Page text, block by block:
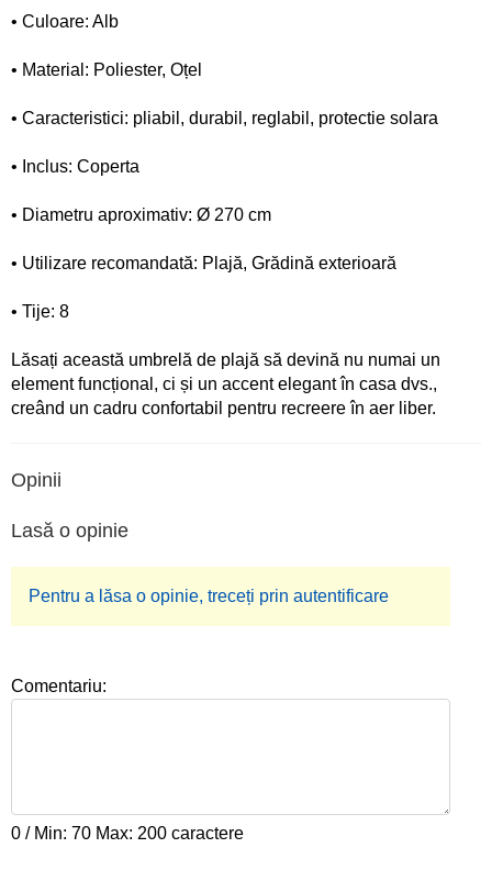
• Culoare: Alb
• Material: Poliester, Oțel
• Caracteristici: pliabil, durabil, reglabil, protectie solara
• Inclus: Coperta
• Diametru aproximativ: Ø 270 cm
• Utilizare recomandată: Plajă, Grădină exterioară
• Tije: 8
Lăsați această umbrelă de plajă să devină nu numai un
element funcțional, ci și un accent elegant în casa dvs.,
creând un cadru confortabil pentru recreere în aer liber.
Opinii
Lasă o opinie
Pentru a lăsa o opinie, treceți prin autentificare
Comentariu:
0 / Min: 70 Max: 200 caractere